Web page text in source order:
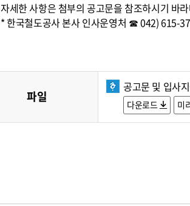
자세한 사항은 첨부의 공고문을 참조하시기 바
* 한국철도공사 본사 인사운영처 ☎ 042) 615-
파일
공고문 및 입사
다운로드 미